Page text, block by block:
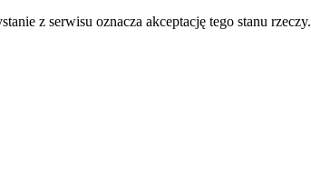
z serwisu oznacza akceptację tego stanu rzeczy.